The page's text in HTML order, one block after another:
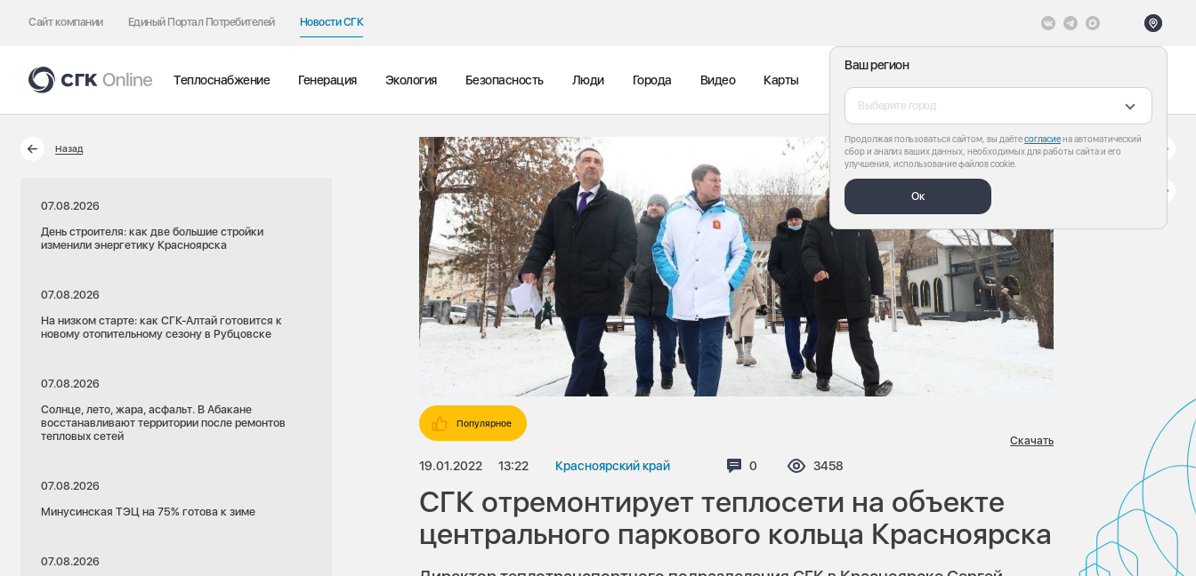
Сайт компании Единый Портал Потребителей Новости СГК
Ваш регион
Выберите город
Продолжая пользоваться сайтом, вы даётесогласиена автоматический
сбор и анализ ваших данных, необходимых для работы сайта и его
улучшения, использование файлов cookie.
Ок
Теплоснабжение Генерация Экология Безопасность Люди Города Видео Карты
Назад
07.08.2026
День строителя: как две большие стройки
изменили энергетику Красноярска
07.08.2026
На низком старте: как СГК-Алтай готовится к
новому отопительному сезону в Рубцовске
07.08.2026
Солнце, лето, жара, асфальт. В Абакане
восстанавливают территории после ремонтов
тепловых сетей
07.08.2026
Минусинская ТЭЦ на 75% готова к зиме
07.08.2026
Популярное
19.01.2022 13:22 Красноярский край Комментариев:
0 Просмотров:
3458
Скачать
СГК отремонтирует теплосети на объекте
центрального паркового кольца Красноярска